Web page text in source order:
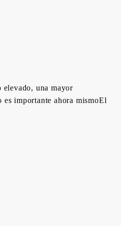
elevado, una mayor
es importante ahora mismoEl